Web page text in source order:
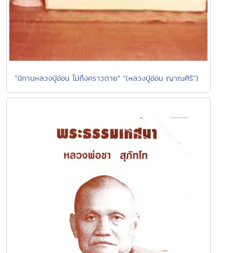
"นิทานหลวงปู่อ่อน ไม่ถึงคราวตาย" "(หลวงปู่อ่อน ญาณศิริ")